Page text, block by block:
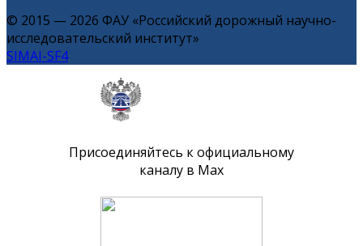
© 2015 — 2026 ФАУ «Российский дорожный научно-
исследовательский институт»
SIMAI-SF4
Присоединяйтесь к официальному
каналу в Max